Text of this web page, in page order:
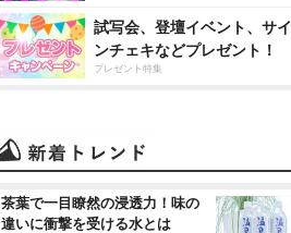
試写会、登壇イベント、サイ
ンチェキなどプレゼント！
プレゼント特集
茶葉で一目瞭然の浸透力！味の
違いに衝撃を受ける水とは